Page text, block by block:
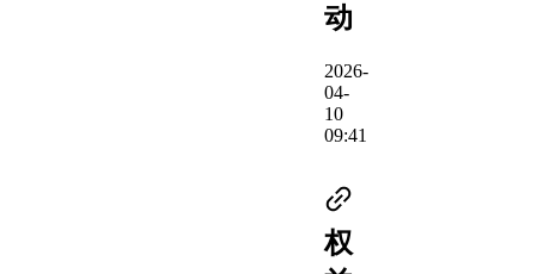
动
2026-
04-
10
09:41
权